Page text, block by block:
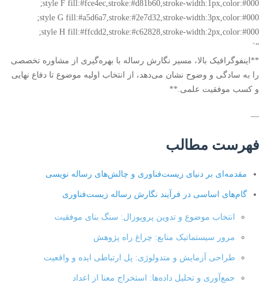
style F fill:#fce4ec,stroke:#d81b60,stroke-width:1px,color:#000;
style G fill:#a5d6a7,stroke:#2e7d32,stroke-width:3px,color:#000;
style H fill:#ffcdd2,stroke:#c62828,stroke-width:2px,color:#000;
“`
**اینفوگرافیک بالا، مسیر نگارش رساله با بهره‌گیری از مشاوره تخصصی
را به سادگی و وضوح نشان می‌دهد، از انتخاب اولیه موضوع تا دفاع نهایی
و کسب موفقیت علمی.**
—
فهرست مطالب
مقدمه‌ای بر دنیای زیست‌فناوری و چالش‌های رساله نویسی
گام‌های اساسی در فرآیند نگارش رساله زیست‌فناوری
انتخاب موضوع و تدوین پروپوزال: سنگ بنای موفقیت
مرور سیستماتیک منابع: چراغ راه پژوهش
طراحی آزمایش و متدولوژی: پل ارتباطی ایده و واقعیت
جمع‌آوری و تحلیل داده‌ها: استخراج معنا از اعداد